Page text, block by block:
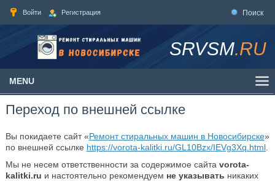
Войти Регистрация Поиск
SRVSM.RU
MENU
Переход по внешней ссылке
Вы покидаете сайт «Ремонт стиральных машин в Новосибирске»
по внешней ссылке https://vorota-kalitki.ru/GL10Bzx/IEVg3Xq.html.
Мы не несем ответственности за содержимое сайта vorota-
kalitki.ru и настоятельно рекомендуем не указывать никаких